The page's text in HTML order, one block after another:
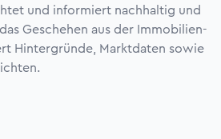
und informiert nachhaltig und
Geschehen aus der Immobilien-
Hintergründe, Marktdaten sowie